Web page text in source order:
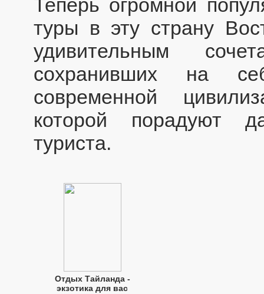
Теперь огромной
туры в эту страну
удивительным
сохранивших на
современной
которой порадуют
туриста.
Отдых Тайланда -
экзотика для вас